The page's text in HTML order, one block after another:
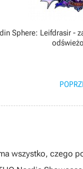
Sphere: Leifdrasir -
wszystko, czego